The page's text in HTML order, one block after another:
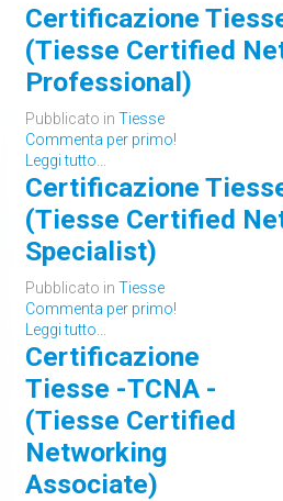
Certificazione
(Tiesse Certified
Professional)
Pubblicato in Tiesse
Commenta per primo!
Leggi tutto...
Certificazione
(Tiesse Certified
Specialist)
Pubblicato in Tiesse
Commenta per primo!
Leggi tutto...
Certificazione
Tiesse -TCNA -
(Tiesse Certified
Networking
Associate)